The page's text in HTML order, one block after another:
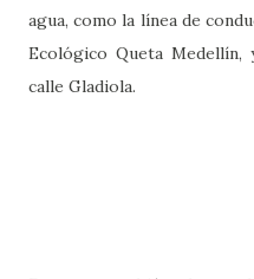
agua, como la línea de
Ecológico Queta
calle Gladiola.